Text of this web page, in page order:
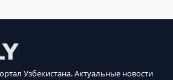
Узбекистана. Актуальные новости